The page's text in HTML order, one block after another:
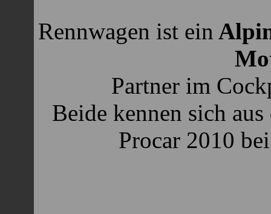
Rennwagen ist ein
Partner im
Beide kennen sich
Procar 2010